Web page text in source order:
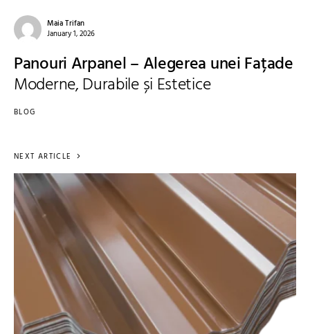
Maia Trifan
January 1, 2026
Panouri Arpanel – Alegerea unei Fațade
Moderne, Durabile și Estetice
BLOG
NEXT ARTICLE